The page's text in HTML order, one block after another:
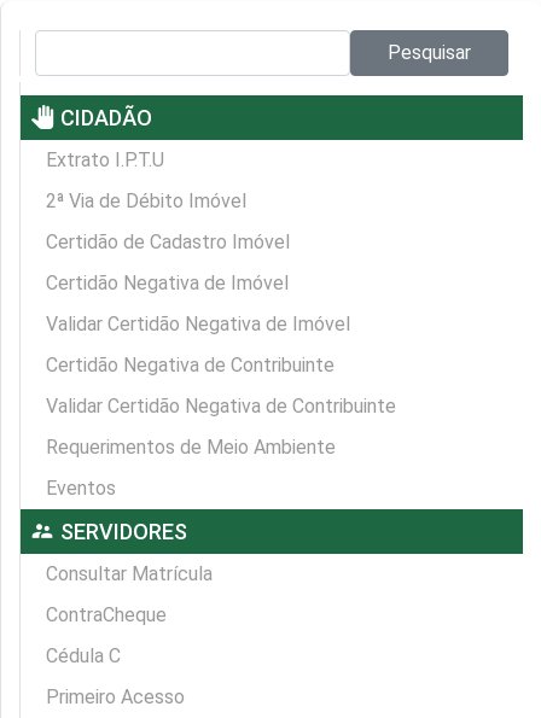
Pesquisar
pan_tool CIDADÃO
Extrato I.P.T.U
2ª Via de Débito Imóvel
Certidão de Cadastro Imóvel
Certidão Negativa de Imóvel
Validar Certidão Negativa de Imóvel
Certidão Negativa de Contribuinte
Validar Certidão Negativa de Contribuinte
Requerimentos de Meio Ambiente
Eventos
supervisor_account SERVIDORES
Consultar Matrícula
ContraCheque
Cédula C
Primeiro Acesso